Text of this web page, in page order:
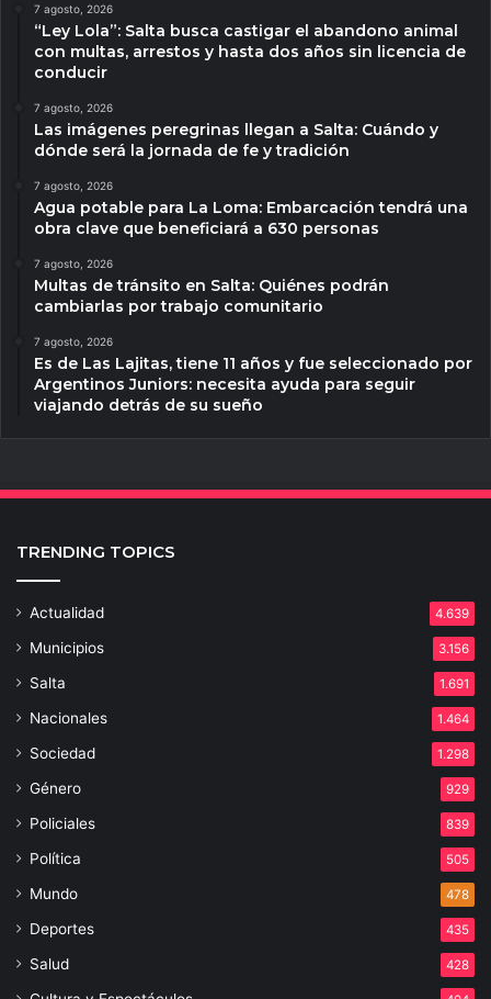
7 agosto, 2026
“Ley Lola”: Salta busca castigar el abandono animal
con multas, arrestos y hasta dos años sin licencia de
conducir
7 agosto, 2026
Las imágenes peregrinas llegan a Salta: Cuándo y
dónde será la jornada de fe y tradición
7 agosto, 2026
Agua potable para La Loma: Embarcación tendrá una
obra clave que beneficiará a 630 personas
7 agosto, 2026
Multas de tránsito en Salta: Quiénes podrán
cambiarlas por trabajo comunitario
7 agosto, 2026
Es de Las Lajitas, tiene 11 años y fue seleccionado por
Argentinos Juniors: necesita ayuda para seguir
viajando detrás de su sueño
TRENDING TOPICS
Actualidad 4.639
Municipios 3.156
Salta 1.691
Nacionales 1.464
Sociedad 1.298
Género 929
Policiales 839
Política 505
Mundo 478
Deportes 435
Salud 428